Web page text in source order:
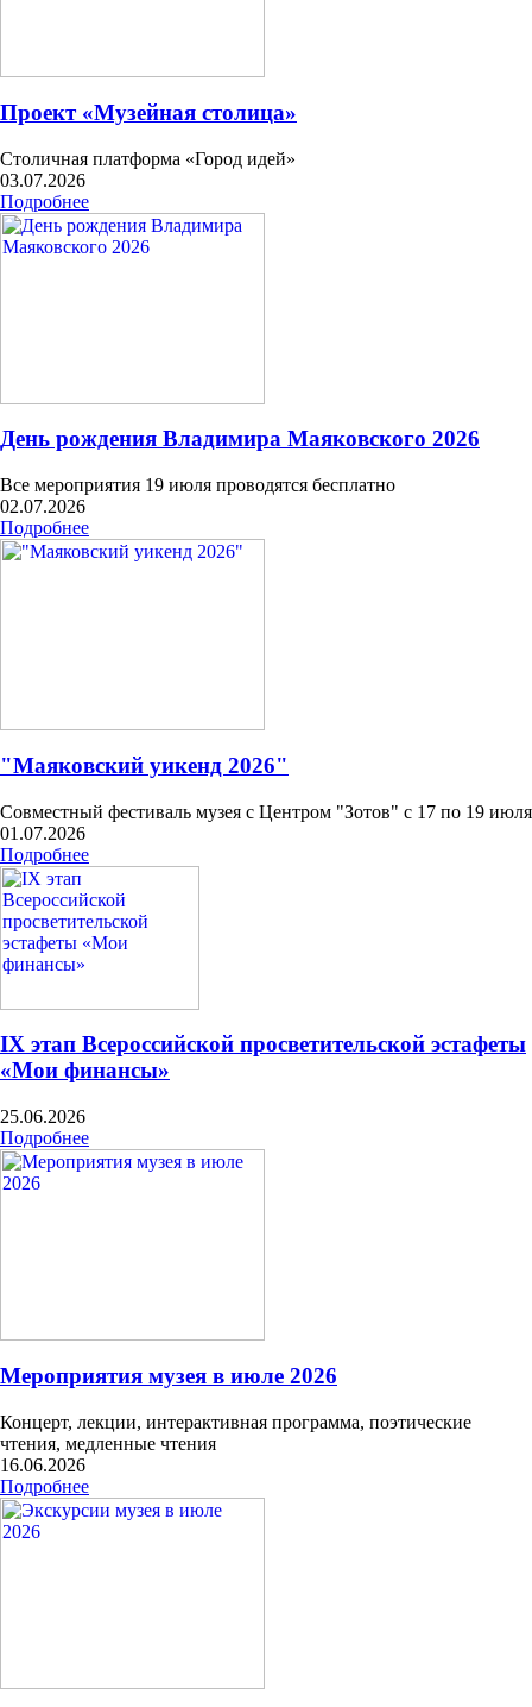
Проект «Музейная столица»
Столичная платформа «Город идей»
03.07.2026
Подробнее
День рождения Владимира Маяковского 2026
Все мероприятия 19 июля проводятся бесплатно
02.07.2026
Подробнее
"Маяковский уикенд 2026"
Совместный фестиваль музея с Центром "Зотов" с 17 по 19 июля
01.07.2026
Подробнее
IX этап Всероссийской просветительской эстафеты
«Мои финансы»
25.06.2026
Подробнее
Мероприятия музея в июле 2026
Концерт, лекции, интерактивная программа, поэтические
чтения, медленные чтения
16.06.2026
Подробнее